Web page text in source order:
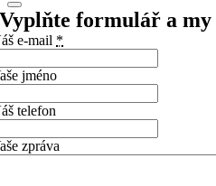
Vyplňte formulář a my
e-mail *
jméno
telefon
zpráva